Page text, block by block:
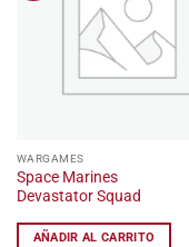
WARGAMES
Space Marines
Devastator Squad
AÑADIR AL CARRITO